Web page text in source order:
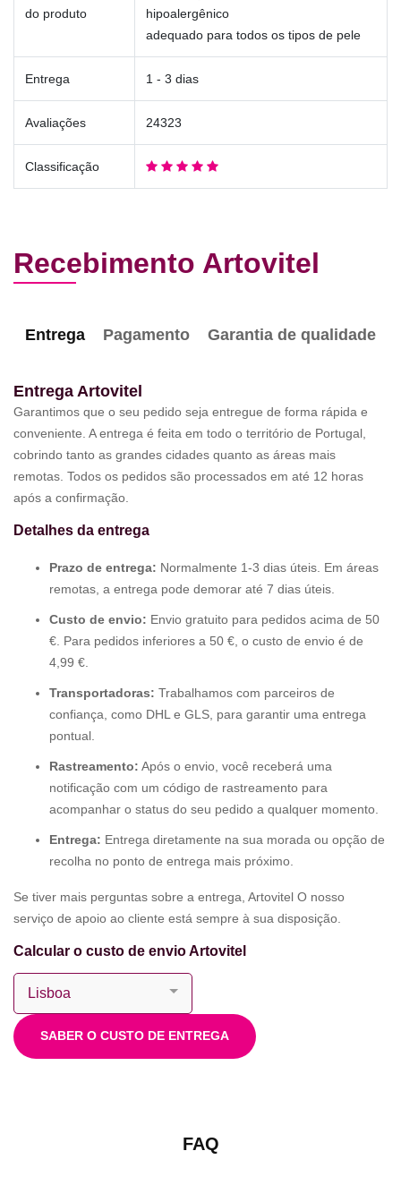
do produto
hipoalergênico
adequado para todos os tipos de pele
Entrega 1 - 3 dias
Avaliações 24323
Classificação
Recebimento Artovitel
Entrega Pagamento Garantia de qualidade
Entrega Artovitel
Garantimos que o seu pedido seja entregue de forma rápida e
conveniente. A entrega é feita em todo o território de Portugal,
cobrindo tanto as grandes cidades quanto as áreas mais
remotas. Todos os pedidos são processados em até 12 horas
após a confirmação.
Detalhes da entrega
Prazo de entrega: Normalmente 1-3 dias úteis. Em áreas
remotas, a entrega pode demorar até 7 dias úteis.
Custo de envio: Envio gratuito para pedidos acima de 50
€. Para pedidos inferiores a 50 €, o custo de envio é de
4,99 €.
Transportadoras: Trabalhamos com parceiros de
confiança, como DHL e GLS, para garantir uma entrega
pontual.
Rastreamento: Após o envio, você receberá uma
notificação com um código de rastreamento para
acompanhar o status do seu pedido a qualquer momento.
Entrega: Entrega diretamente na sua morada ou opção de
recolha no ponto de entrega mais próximo.
Se tiver mais perguntas sobre a entrega, Artovitel O nosso
serviço de apoio ao cliente está sempre à sua disposição.
Calcular o custo de envio Artovitel
SABER O CUSTO DE ENTREGA
FAQ